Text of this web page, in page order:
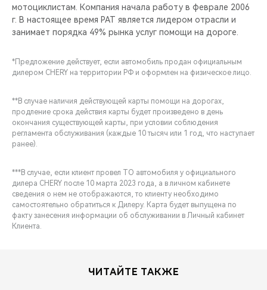
мотоциклистам. Компания начала работу в феврале 2006
г. В настоящее время РАТ является лидером отрасли и
занимает порядка 49% рынка услуг помощи на дороге.
*Предложение действует, если автомобиль продан официальным
дилером CHERY на территории РФ и оформлен на физическое лицо.
**В случае наличия действующей карты помощи на дорогах,
продление срока действия карты будет произведено в день
окончания существующей карты, при условии соблюдения
регламента обслуживания (каждые 10 тысяч или 1 год, что наступает
ранее).
***В случае, если клиент провел ТО автомобиля у официального
дилера CHERY после 10 марта 2023 года, а в личном кабинете
сведения о нем не отображаются, то клиенту необходимо
самостоятельно обратиться к Дилеру. Карта будет выпущена по
факту занесения информации об обслуживании в Личный кабинет
Клиента.
ЧИТАЙТЕ ТАКЖЕ